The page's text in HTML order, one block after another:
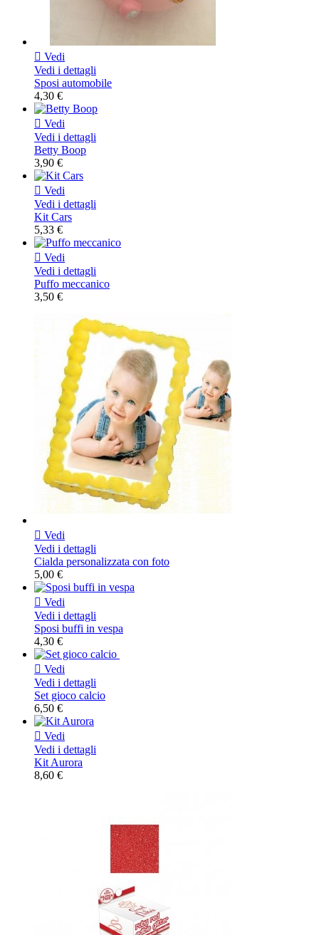
 Vedi
Vedi i dettagli
Sposi automobile
4,30 €
 Vedi
Vedi i dettagli
Betty Boop
3,90 €
 Vedi
Vedi i dettagli
Kit Cars
5,33 €
 Vedi
Vedi i dettagli
Puffo meccanico
3,50 €
 Vedi
Vedi i dettagli
Cialda personalizzata con foto
5,00 €
 Vedi
Vedi i dettagli
Sposi buffi in vespa
4,30 €
 Vedi
Vedi i dettagli
Set gioco calcio
6,50 €
 Vedi
Vedi i dettagli
Kit Aurora
8,60 €